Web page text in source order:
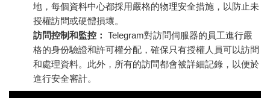
地，每個資料中心都採用嚴格的物理安全措施，以防止未
授權訪問或硬體損壞。
訪問控制和監控： Telegram對訪問伺服器的員工進行嚴
格的身份驗證和許可權分配，確保只有授權人員可以訪問
和處理資料。此外，所有的訪問都會被詳細記錄，以便於
進行安全審計。